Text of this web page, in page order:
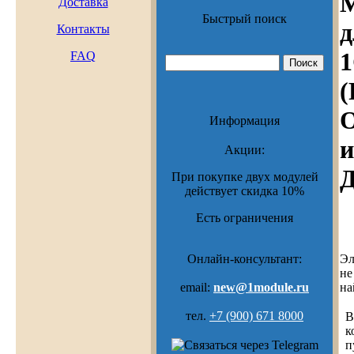
Контакты
FAQ
Быстрый поиск
Информация
Акции:
При покупке двух модулей
действует скидка 10%
Есть ограничения
Онлайн-консультант:
email: new@1module.ru
тел. +7 (900) 671 8000
и
не